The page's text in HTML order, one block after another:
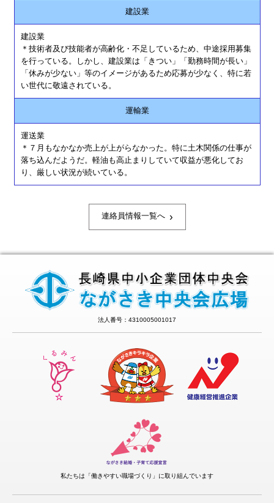
建設業
建設業
＊技術者及び技能者が高齢化・不足しているため、中途採用募集
を行っている。しかし、建設業は「きつい」「勤務時間が長い」
「休みが少ない」等のイメージがあるため応募が少なく、特に若
い世代に敬遠されている。
運輸業
運送業
＊７月もなかなか売上が上がらなかった。特に土木関係の仕事が
落ち込んだようだ。軽油も高止まりしていて収益が悪化してお
り、厳しい状況が続いている。
連絡員情報一覧へ ›
法人番号：4310005001017
私たちは「働きやすい職場づくり」に取り組んでいます